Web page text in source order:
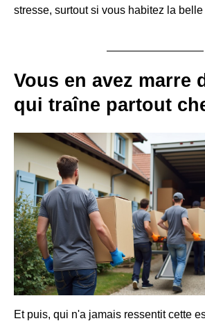
stresse, surtout si vous habitez la
Vous en avez marre
qui traîne partout
Et puis, qui n'a jamais ressentit cette